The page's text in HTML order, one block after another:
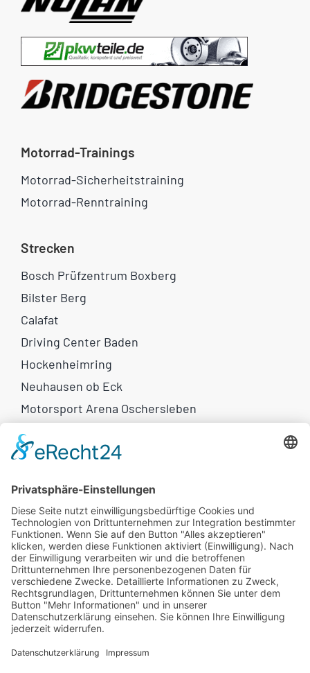
Motorrad-Trainings
Motorrad-Sicherheitstraining
Motorrad-Renntraining
Strecken
Bosch Prüfzentrum Boxberg
Bilster Berg
Calafat
Driving Center Baden
Hockenheimring
Neuhausen ob Eck
Motorsport Arena Oschersleben
Weitere Links
Eventkalender
Newsletter
Unser Catering
Rechtliches
AGB
Widerrufsbelehrung
Impressum